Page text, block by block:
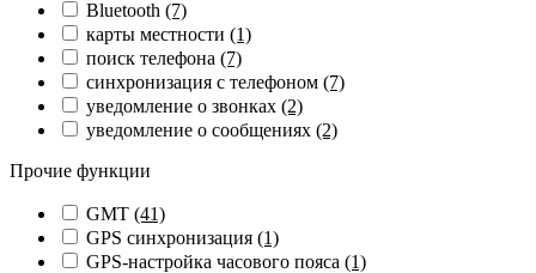
Bluetooth (7)
карты местности (1)
поиск телефона (7)
синхронизация с телефоном (7)
уведомление о звонках (2)
уведомление о сообщениях (2)
Прочие функции
GMT (41)
GPS синхронизация (1)
GPS-настройка часового пояса (1)